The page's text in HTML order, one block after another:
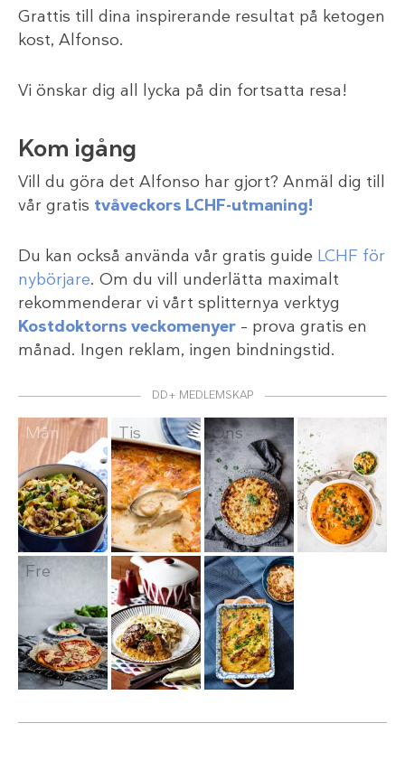
Grattis till dina inspirerande resultat på ketogen
kost, Alfonso.
Vi önskar dig all lycka på din fortsatta resa!
Kom igång
Vill du göra det Alfonso har gjort? Anmäl dig till
vår gratis tvåveckors LCHF-utmaning!
Du kan också använda vår gratis guide LCHF för
nybörjare. Om du vill underlätta maximalt
rekommenderar vi vårt splitternya verktyg
Kostdoktorns veckomenyer – prova gratis en
månad. Ingen reklam, ingen bindningstid.
DD+ MEDLEMSKAP
Mån Tis Ons Tor
Fre Lör Sön